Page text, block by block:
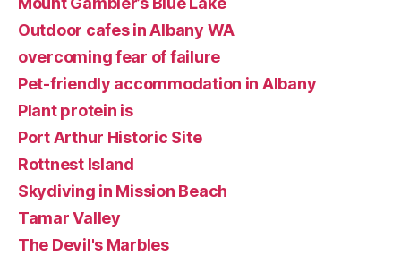
Outdoor cafes in Albany WA
overcoming fear of failure
Pet-friendly accommodation in Albany
Plant protein is
Port Arthur Historic Site
Rottnest Island
Skydiving in Mission Beach
Tamar Valley
The Devil's Marbles